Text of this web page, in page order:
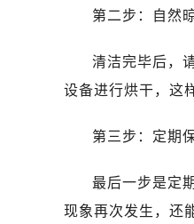
第二步：自然
清洁完毕后，
设备进行烘干，这
第三步：定期
最后一步是定
现象再次发生，还